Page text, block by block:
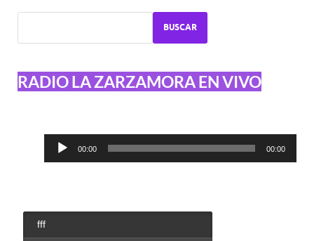
BUSCAR
RADIO LA ZARZAMORA EN VIVO
Reproductor
00:00 00:00